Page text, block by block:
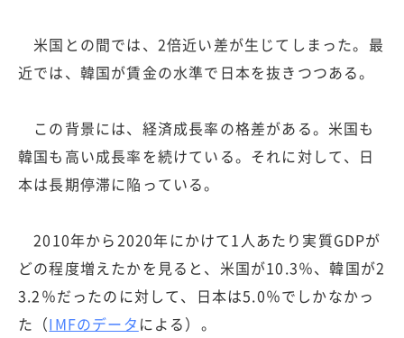
米国との間では、2倍近い差が生じてしまった。最
近では、韓国が賃金の水準で日本を抜きつつある。
この背景には、経済成長率の格差がある。米国も
韓国も高い成長率を続けている。それに対して、日
本は長期停滞に陥っている。
2010年から2020年にかけて1人あたり実質GDPが
どの程度増えたかを見ると、米国が10.3％、韓国が2
3.2％だったのに対して、日本は5.0％でしかなかっ
た（IMFのデータ による）。